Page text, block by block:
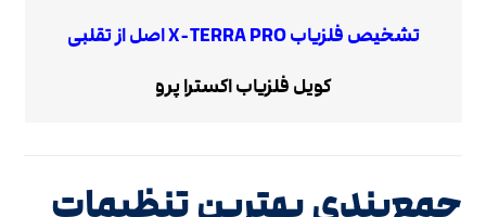
تشخیص فلزیاب X-TERRA PRO اصل از تقلبی
کویل فلزیاب اکسترا پرو
جمع‌بندی بهترین تنظیمات